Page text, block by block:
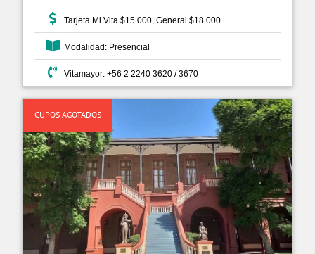
Tarjeta Mi Vita $15.000, General $18.000
Modalidad: Presencial
Vitamayor: +56 2 2240 3620 / 3670
CUPOS AGOTADOS